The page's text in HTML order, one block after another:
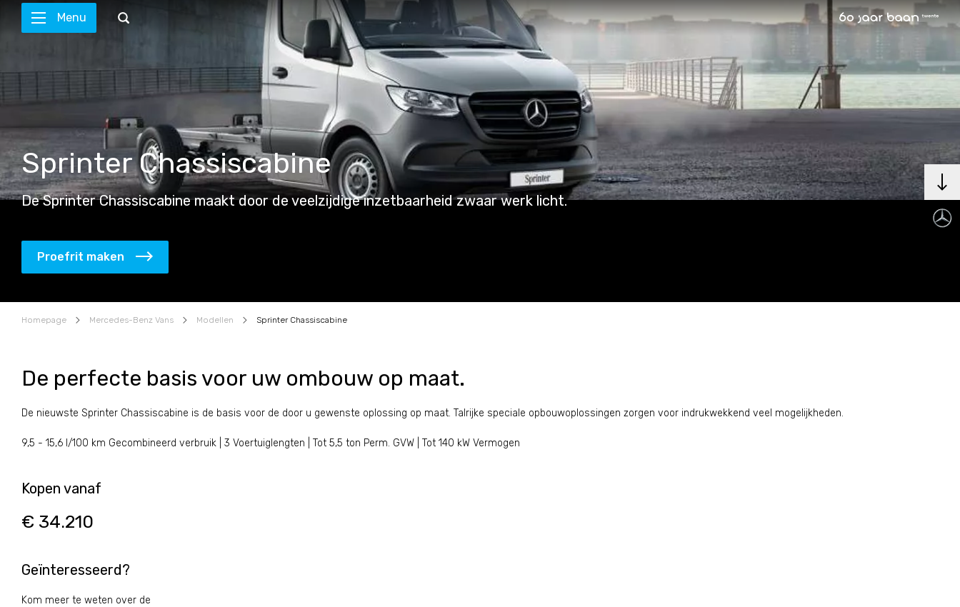
Menu
Sprinter Chassiscabine
De Sprinter Chassiscabine maakt door de veelzijdige inzetbaarheid zwaar werk licht.
Proefrit maken
Homepage Mercedes-Benz Vans Modellen Sprinter Chassiscabine
De perfecte basis voor uw ombouw op maat.
De nieuwste Sprinter Chassiscabine is de basis voor de door u gewenste oplossing op maat. Talrijke speciale opbouwoplossingen zorgen voor indrukwekkend veel mogelijkheden.
9,5 - 15,6 l/100 km Gecombineerd verbruik | 3 Voertuiglengten | Tot 5,5 ton Perm. GVW | Tot 140 kW Vermogen
Kopen vanaf
€ 34.210
Geïnteresseerd?
Kom meer te weten over de